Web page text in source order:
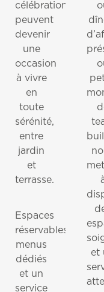
célébrations
peuvent
devenir
une
occasion
à vivre
en
toute
sérénité,
entre
jardin
et
terrasse.
Espaces
réservables,
menus
dédiés
et un
service
et